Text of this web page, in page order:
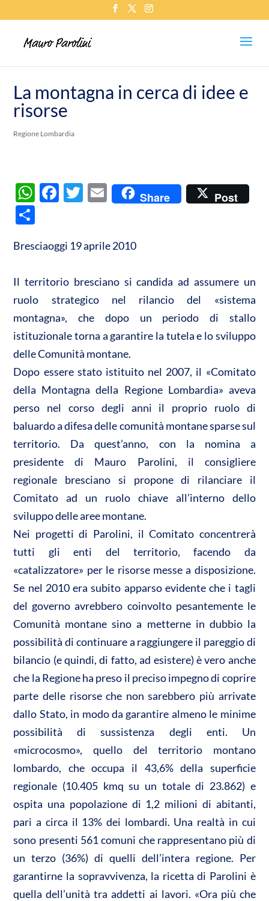
La montagna in cerca di idee e
risorse
Regione Lombardia
W
s
p
p
F
b
o
k
T
er
E
Share Post
n
di
vi
di
Bresciaoggi 19 aprile 2010
Il territorio bresciano si candida ad assumere un
ruolo strategico nel rilancio del «sistema
montagna», che dopo un periodo di stallo
istituzionale torna a garantire la tutela e lo sviluppo
delle Comunità montane.
Dopo essere stato istituito nel 2007, il «Comitato
della Montagna della Regione Lombardia» aveva
perso nel corso degli anni il proprio ruolo di
baluardo a difesa delle comunità montane sparse sul
territorio. Da quest’anno, con la nomina a
presidente di Mauro Parolini, il consigliere
regionale bresciano si propone di rilanciare il
Comitato ad un ruolo chiave all’interno dello
sviluppo delle aree montane.
Nei progetti di Parolini, il Comitato concentrerà
tutti gli enti del territorio, facendo da
«catalizzatore» per le risorse messe a disposizione.
Se nel 2010 era subito apparso evidente che i tagli
del governo avrebbero coinvolto pesantemente le
Comunità montane sino a metterne in dubbio la
possibilità di continuare a raggiungere il pareggio di
bilancio (e quindi, di fatto, ad esistere) è vero anche
che la Regione ha preso il preciso impegno di coprire
parte delle risorse che non sarebbero più arrivate
dallo Stato, in modo da garantire almeno le minime
possibilità di sussistenza degli enti. Un
«microcosmo», quello del territorio montano
lombardo, che occupa il 43,6% della superficie
regionale (10.405 kmq su un totale di 23.862) e
ospita una popolazione di 1,2 milioni di abitanti,
pari a circa il 13% dei lombardi. Una realtà in cui
sono presenti 561 comuni che rappresentano più di
un terzo (36%) di quelli dell’intera regione. Per
garantirne la sopravvivenza, la ricetta di Parolini è
quella dell’unità tra addetti ai lavori. «Ora più che